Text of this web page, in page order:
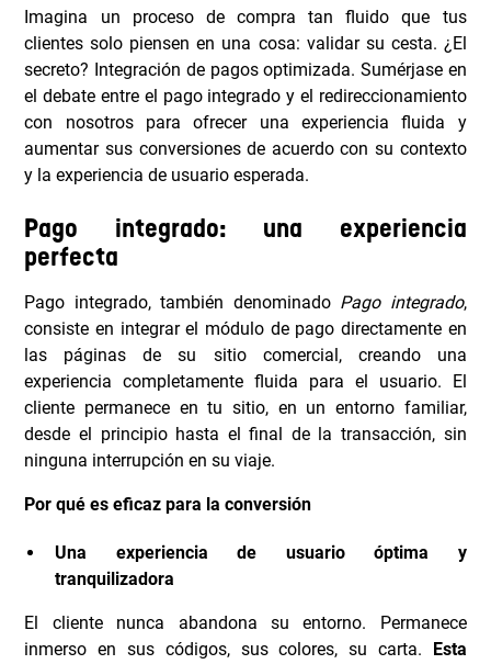
Imagina un proceso de compra tan fluido que tus
clientes solo piensen en una cosa: validar su cesta. ¿El
secreto? Integración de pagos optimizada. Sumérjase en
el debate entre el pago integrado y el redireccionamiento
con nosotros para ofrecer una experiencia fluida y
aumentar sus conversiones de acuerdo con su contexto
y la experiencia de usuario esperada.
Pago integrado: una experiencia
perfecta
Pago integrado, también denominado Pago integrado,
consiste en integrar el módulo de pago directamente en
las páginas de su sitio comercial, creando una
experiencia completamente fluida para el usuario. El
cliente permanece en tu sitio, en un entorno familiar,
desde el principio hasta el final de la transacción, sin
ninguna interrupción en su viaje.
Por qué es eficaz para la conversión
Una experiencia de usuario óptima y
tranquilizadora
El cliente nunca abandona su entorno. Permanece
inmerso en sus códigos, sus colores, su carta. Esta